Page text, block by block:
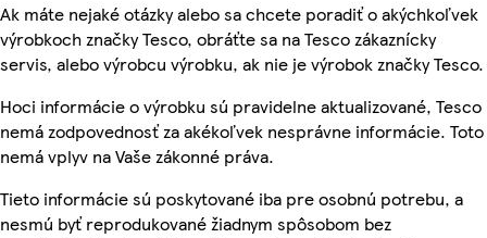
Ak máte nejaké otázky alebo sa chcete poradiť o akýchkoľvek
výrobkoch značky Tesco, obráťte sa na Tesco zákaznícky
servis, alebo výrobcu výrobku, ak nie je výrobok značky Tesco.
Hoci informácie o výrobku sú pravidelne aktualizované, Tesco
nemá zodpovednosť za akékoľvek nesprávne informácie. Toto
nemá vplyv na Vaše zákonné práva.
Tieto informácie sú poskytované iba pre osobnú potrebu, a
nesmú byť reprodukované žiadnym spôsobom bez